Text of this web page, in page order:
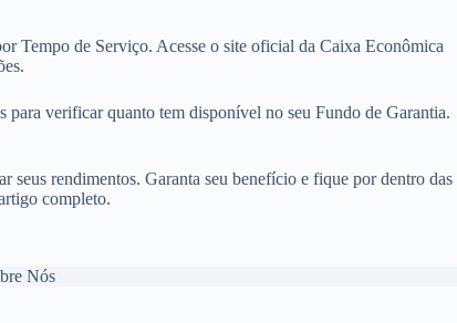
Tempo de Serviço. Acesse o site oficial da Caixa Econômica
para verificar quanto tem disponível no seu Fundo de Garantia.
seus rendimentos. Garanta seu benefício e fique por dentro das
completo.
Nós